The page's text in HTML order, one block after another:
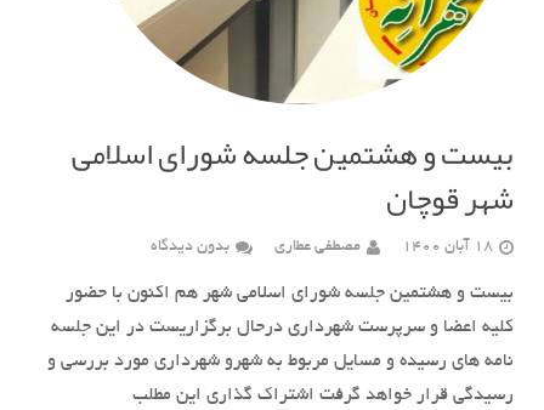
بیست و هشتمین جلسه شورای اسلامی
شهر قوچان
18 آبان 1400 مصطفی عطاری بدون دیدگاه
بیست و هشتمین جلسه شورای اسلامی شهر هم اکنون با حضور
کلیه اعضا و سرپرست شهرداری درحال برگزاریست در این جلسه
نامه های رسیده و مسایل مربوط به شهرو شهرداری مورد بررسی و
رسیدگی قرار خواهد گرفت اشتراک گذاری این مطلب